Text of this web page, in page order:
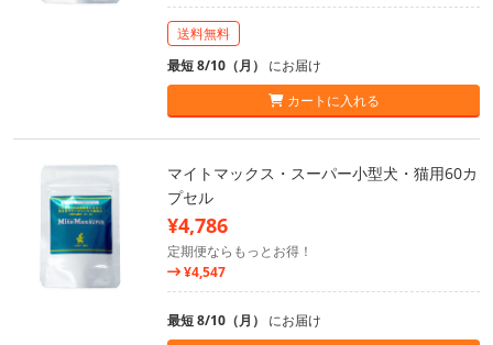
送料無料
最短 8/10（月） にお届け
カートに入れる
マイトマックス・スーパー小型犬・猫用60カ
プセル
¥4,786
定期便ならもっとお得！
¥4,547
最短 8/10（月） にお届け